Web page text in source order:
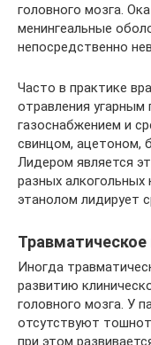
головного мозга.
менингеальные
непосредственно
Часто в практике
отравления угарным
газоснабжением и
свинцом, ацетоном,
Лидером является
разных алкогольных
этанолом лидирует
Иногда
развитию
головного мозга. У
отсутствуют
при этом